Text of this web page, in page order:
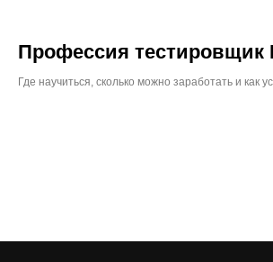
Профессия тестировщик
Где научиться, сколько можно заработать и как